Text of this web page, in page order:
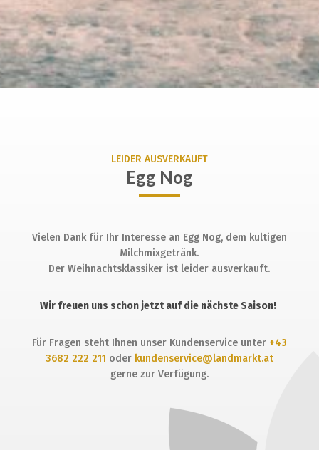
LEIDER AUSVERKAUFT
Egg Nog
Vielen Dank für Ihr Interesse an Egg Nog, dem kultigen
Milchmixgetränk.
Der Weihnachtsklassiker ist leider ausverkauft.
Wir freuen uns schon jetzt auf die nächste Saison!
Für Fragen steht Ihnen unser Kundenservice unter +43
3682 222 211 oder kundenservice@landmarkt.at
gerne zur Verfügung.